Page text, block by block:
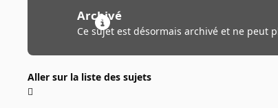
Archivé
Ce sujet est désormais archivé et ne peut
Aller sur la liste des sujets